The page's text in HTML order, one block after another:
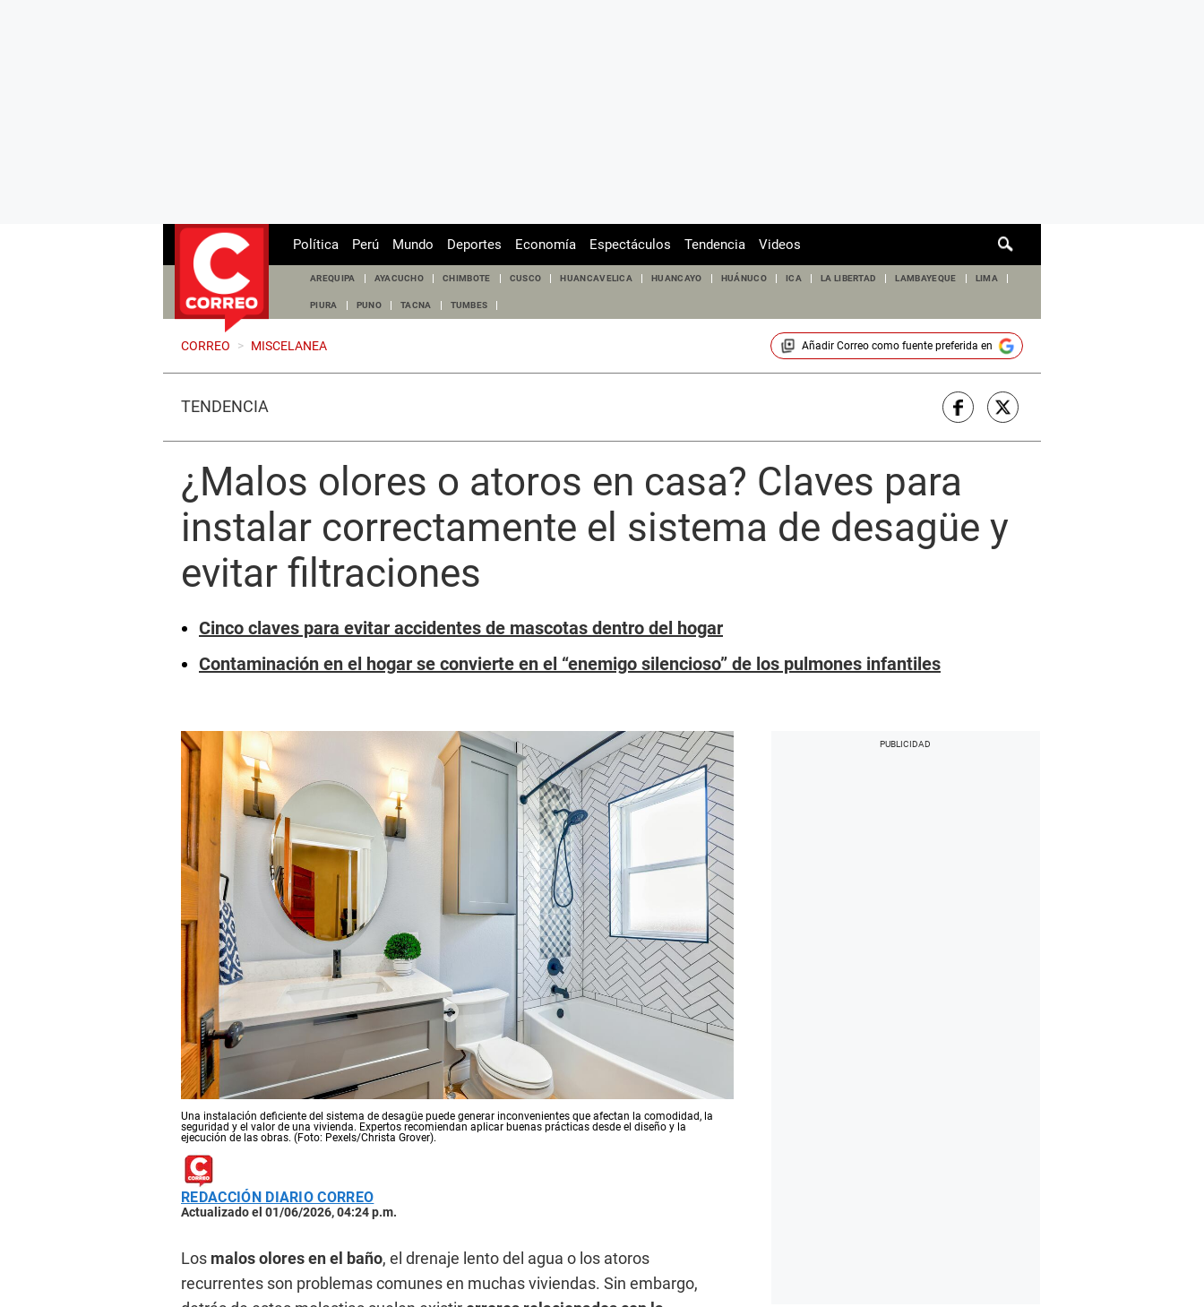
de
Política Perú Mundo Deportes Economía Espectáculos Tendencia Videos
AREQUIPA AYACUCHO CHIMBOTE CUSCO HUANCAVELICA HUANCAYO HUÁNUCO ICA LA LIBERTAD LAMBAYEQUE LIMA
PIURA PUNO TACNA TUMBES
CORREO > MISCELANEA Añadir Correocomo fuente preferida en
TENDENCIA
¿Malos olores o atoros en casa? Claves para
instalar correctamente el sistema de desagüe y
evitar filtraciones
Cinco claves para evitar accidentes de mascotas dentro del hogar
Contaminación en el hogar se convierte en el “enemigo silencioso” de los pulmones infantiles
Una instalación deficiente del sistema de desagüe puede generar inconvenientes que afectan la comodidad, la
seguridad y el valor de una vivienda. Expertos recomiendan aplicar buenas prácticas desde el diseño y la
ejecución de las obras. (Foto: Pexels/Christa Grover).
REDACCIÓN DIARIO CORREO
Actualizado el 01/06/2026, 04:24 p.m.
Los malos olores en el baño, el drenaje lento del agua o los atoros
recurrentes son problemas comunes en muchas viviendas. Sin embargo,